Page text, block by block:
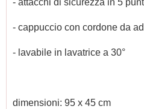
- cappuccio con cordone da
- lavabile in lavatrice a 30°
dimensioni: 95 x 45 cm